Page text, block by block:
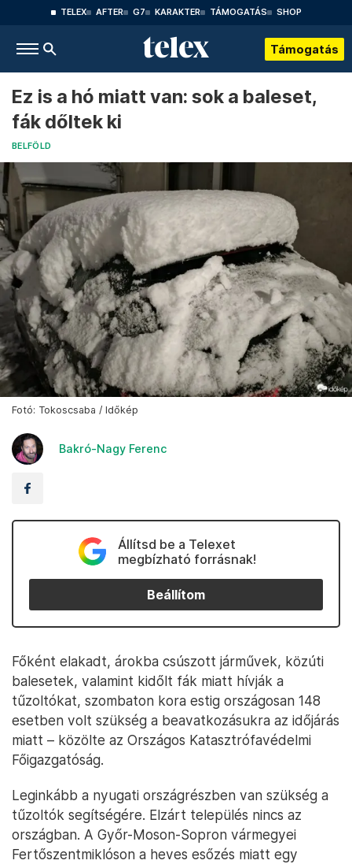
TELEX AFTER G7 KARAKTER TÁMOGATÁS SHOP
Támogatás
Ez is a hó miatt van: sok a baleset,
fák dőltek ki
BELFÖLD
Fotó: Tokoscsaba / Időkép
Bakró-Nagy Ferenc
Állítsd be a Telexet
megbízható forrásnak!
Beállítom
Főként elakadt, árokba csúszott járművek, közúti
balesetek, valamint kidőlt fák miatt hívják a
tűzoltókat, szombaton kora estig országosan 148
esetben volt szükség a beavatkozásukra az időjárás
miatt – közölte az Országos Katasztrófavédelmi
Főigazgatóság.
Leginkább a nyugati országrészben van szükség a
tűzoltók segítségére. Elzárt település nincs az
országban. A Győr-Moson-Sopron vármegyei
Fertőszentmiklóson a heves esőzés miatt egy